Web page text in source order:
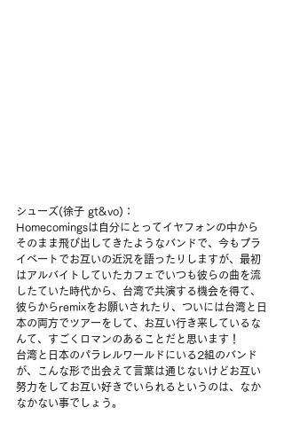
シューズ(徐子 gt&vo)：
Homecomingsは自分にとってイヤフォンの中から
そのまま飛び出してきたようなバンドで、今もプラ
イベートでお互いの近況を語ったりしますが、最初
はアルバイトしていたカフェでいつも彼らの曲を流
したていた時代から、台湾で共演する機会を得て、
彼らからremixをお願いされたり、ついには台湾と日
本の両方でツアーをして、お互い行き来しているな
んて、すごくロマンのあることだと思います！
台湾と日本のパラレルワールドにいる2組のバンド
が、こんな形で出会えて言葉は通じないけどお互い
努力をしてお互い好きでいられるというのは、なか
なかない事でしょう。